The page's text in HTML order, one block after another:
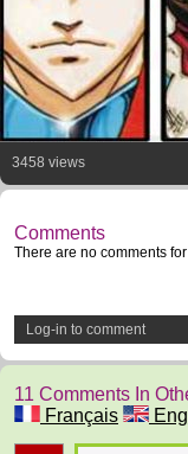
3458 views
Comments
There are no comments
Log-in to comment
11 Comments In
Français